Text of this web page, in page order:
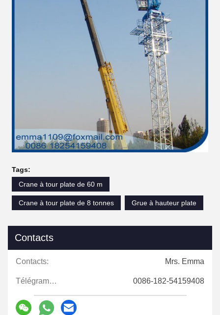
Tags:
Crane à tour plate de 60 m
Crane à tour plate de 8 tonnes Grue à hauteur plate
Contacts
Contacts: Mrs. Emma
Télégramme: 0086-182-54159408